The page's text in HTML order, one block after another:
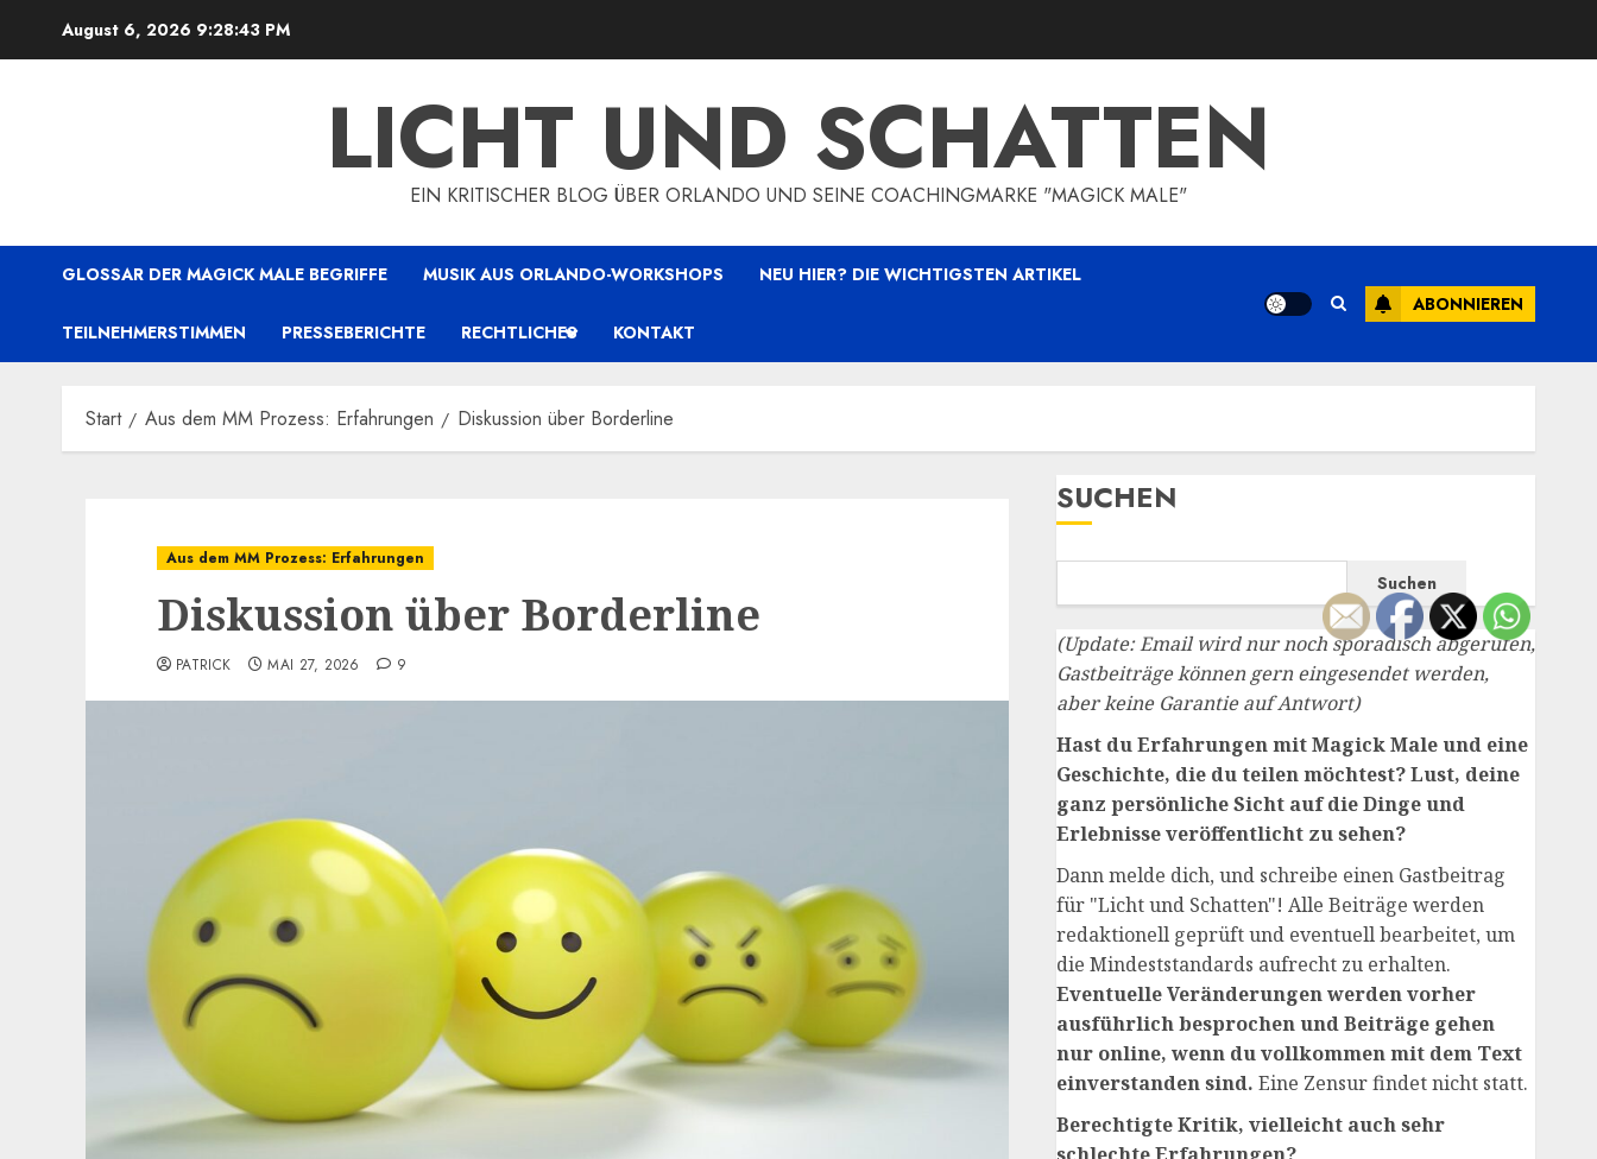
August 6, 2026 9:28:44 PM
LICHT UND SCHATTEN
EIN KRITISCHER BLOG ÜBER ORLANDO UND SEINE COACHINGMARKE "MAGICK MALE"
GLOSSAR DER MAGICK MALE BEGRIFFE MUSIK AUS ORLANDO-WORKSHOPS NEU HIER? DIE WICHTIGSTEN ARTIKEL
TEILNEHMERSTIMMEN PRESSEBERICHTE RECHTLICHES KONTAKT
ABONNIEREN
Start Aus dem MM Prozess: Erfahrungen Diskussion über Borderline
Aus dem MM Prozess: Erfahrungen
Diskussion über Borderline
PATRICK MAI 27, 2026 9
SUCHEN
Suchen
(Update: Email wird nur noch sporadisch abgerufen,
Gastbeiträge können gern eingesendet werden,
aber keine Garantie auf Antwort)
Hast du Erfahrungen mit Magick Male und eine
Geschichte, die du teilen möchtest? Lust, deine
ganz persönliche Sicht auf die Dinge und
Erlebnisse veröffentlicht zu sehen?
Dann melde dich, und schreibe einen Gastbeitrag
für "Licht und Schatten"! Alle Beiträge werden
redaktionell geprüft und eventuell bearbeitet, um
die Mindeststandards aufrecht zu erhalten.
Eventuelle Veränderungen werden vorher
ausführlich besprochen und Beiträge gehen
nur online, wenn du vollkommen mit dem Text
einverstanden sind. Eine Zensur findet nicht statt.
Berechtigte Kritik, vielleicht auch sehr